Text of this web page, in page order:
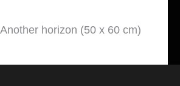
horizon (50 x 60 cm)